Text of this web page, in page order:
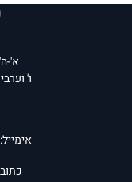
א'-ה'
ו' וערבי
כתובת